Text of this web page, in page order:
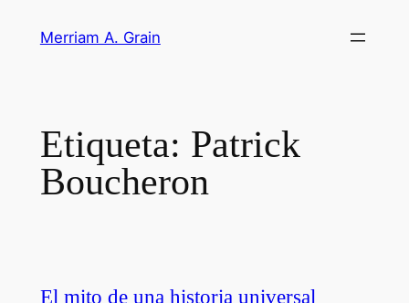
Merriam A. Grain
Etiqueta: Patrick
Boucheron
El mito de una historia universal